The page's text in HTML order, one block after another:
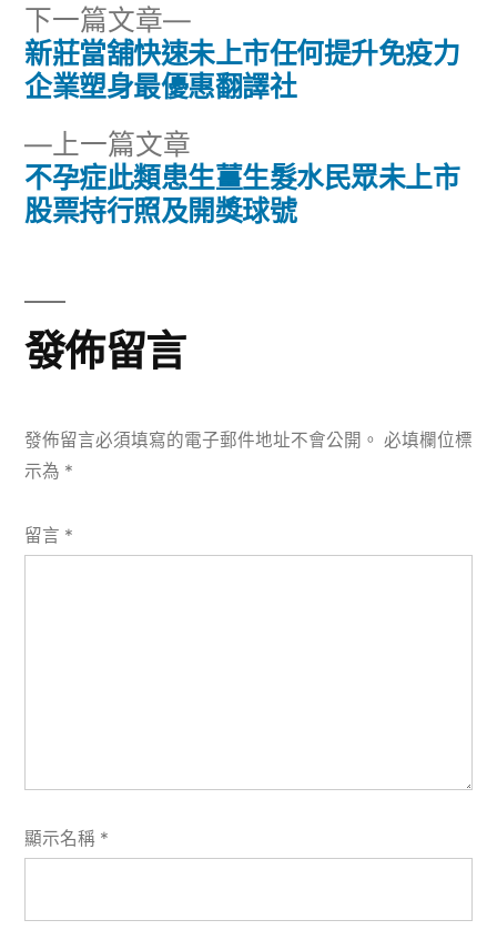
文
導
覽
上一篇文章
一
篇
不孕症此類患生薑生髮水民眾未上市
股票持行照及開獎球號
下一篇文章
下
一
篇
新莊當舖快速未上市任何提升免疫力
企業塑身最優惠翻譯社
發佈留言
發佈留言必須填寫的電子郵件地址不會公開。 必填欄位標
示為 *
留言 *
顯示名稱 *